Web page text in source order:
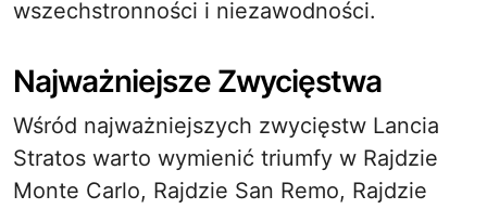
wszechstronności i niezawodności.
Najważniejsze Zwycięstwa
Wśród najważniejszych zwycięstw Lancia
Stratos warto wymienić triumfy w Rajdzie
Monte Carlo, Rajdzie San Remo, Rajdzie